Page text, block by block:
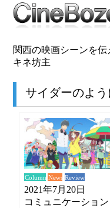
関西の映画シーンを伝
キネ坊主
サイダーのよ
Column News Review
2021年7月20日
コミュニケーション